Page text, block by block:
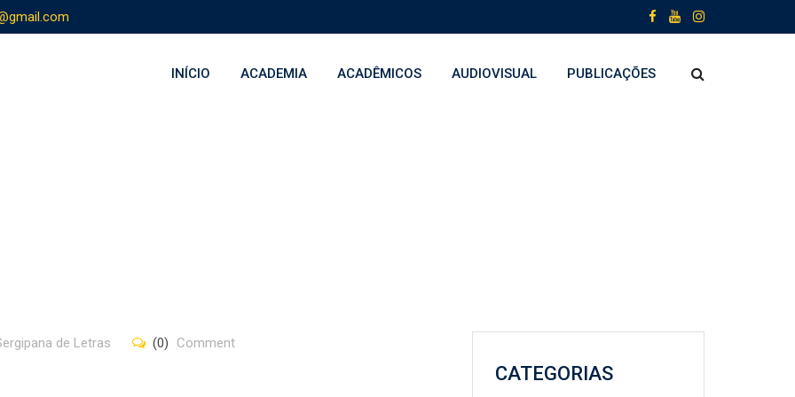
INÍCIO ACADEMIA ACADÊMICOS AUDIOVISUAL PUBLICAÇÕES
de Letras (0) Comment
CATEGORIAS